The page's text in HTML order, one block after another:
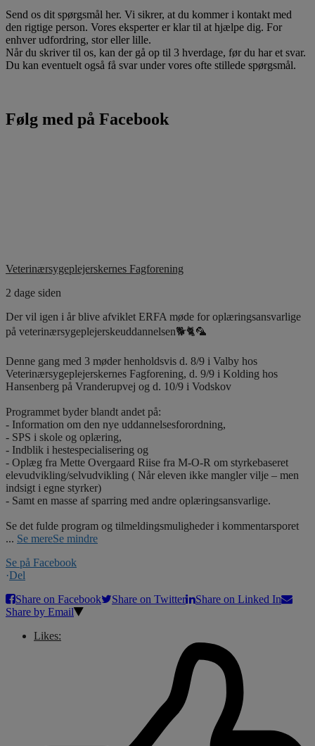
Send os dit spørgsmål her. Vi sikrer, at du kommer i kontakt med
den rigtige person. Vores eksperter er klar til at hjælpe dig. For
enhver udfordring, stor eller lille.
Når du skriver til os, kan der gå op til 3 hverdage, før du har et svar.
Du kan eventuelt også få svar under vores ofte stillede spørgsmål.
Følg med på Facebook
Veterinærsygeplejerskernes Fagforening
2 dage siden
Der vil igen i år blive afviklet ERFA møde for oplæringsansvarlige
på veterinærsygeplejerskeuddannelsen🐕🐈🦜
Denne gang med 3 møder henholdsvis d. 8/9 i Valby hos
Veterinærsygeplejerskernes Fagforening, d. 9/9 i Kolding hos
Hansenberg på Vranderupvej og d. 10/9 i Vodskov
Programmet byder blandt andet på:
- Information om den nye uddannelsesforordning,
- SPS i skole og oplæring,
- Indblik i hestespecialisering og
- Oplæg fra Mette Overgaard Riise fra M-O-R om styrkebaseret
elevudvikling/selvudvikling ( Når eleven ikke mangler vilje – men
indsigt i egne styrker)
- Samt en masse af sparring med andre oplæringsansvarlige.
Se det fulde program og tilmeldingsmuligheder i kommentarsporet
... Se mereSe mindre
Se på Facebook
·Del
Share on Facebook
Share on Twitter
Share on Linked In
Share by Email
Likes: